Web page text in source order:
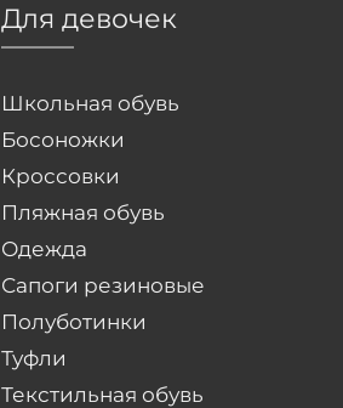
Для девочек
Школьная обувь
Босоножки
Кроссовки
Пляжная обувь
Одежда
Сапоги резиновые
Полуботинки
Туфли
Текстильная обувь